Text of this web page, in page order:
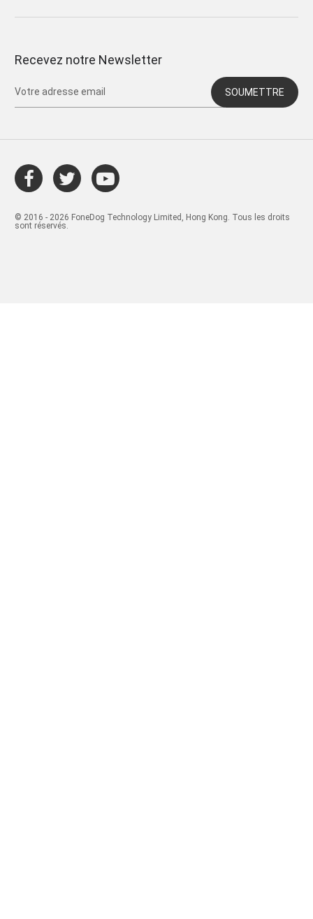
Recevez notre Newsletter
SOUMETTRE
© 2016 - 2026 FoneDog Technology Limited, Hong Kong. Tous les droits
sont réservés.